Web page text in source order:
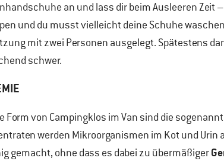
an und lass dir beim Ausleeren Zeit
und du musst vielleicht deine Schuhe
mit zwei Personen ausgelegt. Spätestens
schwer.
Form von Campingklos im Van sind die
werden Mikroorganismen im Kot und Urin
gemacht, ohne dass es dabei zu übermäßiger